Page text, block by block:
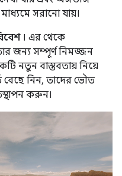
সরানো যায়।
। এর থেকে
জন্য সম্পূর্ণ নিমজ্জন
নতুন বাস্তবতায় নিয়ে
বেছে নিন, তাদের ভৌত
করুন।